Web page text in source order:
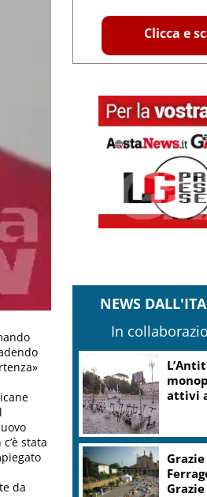
stata
da
Clicca e
NEWS
In
attivi
Grazie